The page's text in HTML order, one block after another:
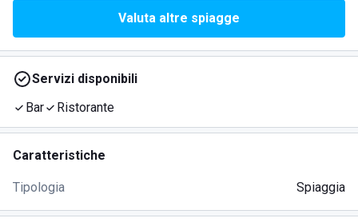
Valuta altre spiagge
Servizi disponibili
Bar
Ristorante
Caratteristiche
Tipologia Spiaggia